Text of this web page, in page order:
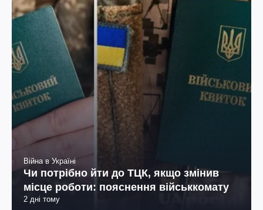
Війна в Україні
Чи потрібно йти до ТЦК, якщо змінив
місце роботи: пояснення військкомату
2 дні тому